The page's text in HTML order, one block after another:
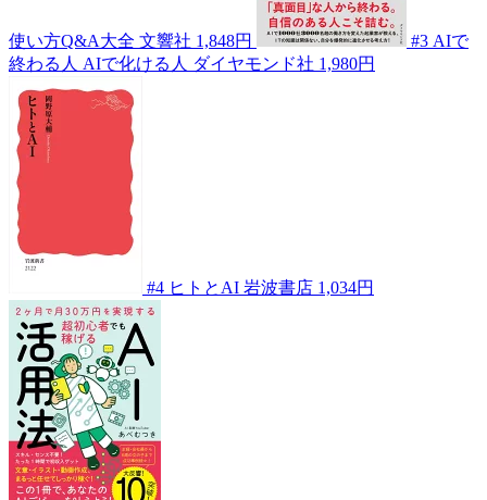
使い方Q&A大全 文響社 1,848円 #3 AIで
終わる人 AIで化ける人 ダイヤモンド社 1,980円
#4 ヒトとAI 岩波書店 1,034円